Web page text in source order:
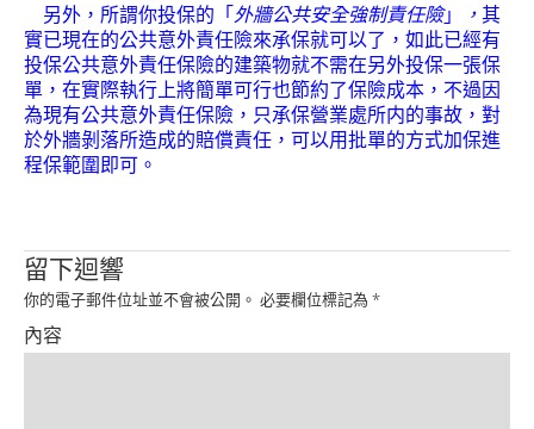
另外，所謂你投保的「外牆公共安全強制責任險」 ，其
實已現在的公共意外責任險來承保就可以了，如此已經有
投保公共意外責任保險的建築物就不需在另外投保一張保
單，在實際執行上將簡單可行也節約了保險成本，不過因
為現有公共意外責任保險，只承保營業處所内的事故，對
於外牆剝落所造成的賠償責任，可以用批單的方式加保進
程保範圍即可。
留下迴響
你的電子郵件位址並不會被公開。 必要欄位標記為 *
內容